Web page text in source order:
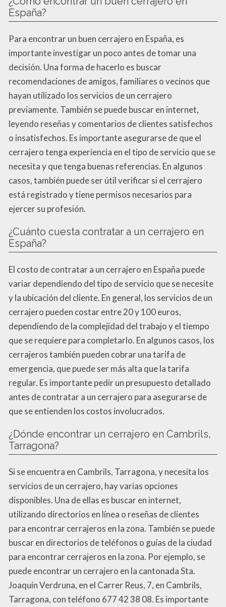
España?
Para encontrar un buen cerrajero en España, es
importante investigar un poco antes de tomar una
decisión. Una forma de hacerlo es buscar
recomendaciones de amigos, familiares o vecinos que
hayan utilizado los servicios de un cerrajero
previamente. También se puede buscar en internet,
leyendo reseñas y comentarios de clientes satisfechos
o insatisfechos. Es importante asegurarse de que el
cerrajero tenga experiencia en el tipo de servicio que se
necesita y que tenga buenas referencias. En algunos
casos, también puede ser útil verificar si el cerrajero
está registrado y tiene permisos necesarios para
ejercer su profesión.
¿Cuánto cuesta contratar a un cerrajero en
España?
El costo de contratar a un cerrajero en España puede
variar dependiendo del tipo de servicio que se necesite
y la ubicación del cliente. En general, los servicios de un
cerrajero pueden costar entre 20 y 100 euros,
dependiendo de la complejidad del trabajo y el tiempo
que se requiere para completarlo. En algunos casos, los
cerrajeros también pueden cobrar una tarifa de
emergencia, que puede ser más alta que la tarifa
regular. Es importante pedir un presupuesto detallado
antes de contratar a un cerrajero para asegurarse de
que se entienden los costos involucrados.
¿Dónde encontrar un cerrajero en Cambrils,
Tarragona?
Si se encuentra en Cambrils, Tarragona, y necesita los
servicios de un cerrajero, hay varias opciones
disponibles. Una de ellas es buscar en internet,
utilizando directorios en línea o reseñas de clientes
para encontrar cerrajeros en la zona. También se puede
buscar en directorios de teléfonos o guías de la ciudad
para encontrar cerrajeros en la zona. Por ejemplo, se
puede encontrar un cerrajero en la cantonada Sta.
Joaquín Verdruna, en el Carrer Reus, 7, en Cambrils,
Tarragona, con teléfono 677 42 38 08. Es importante